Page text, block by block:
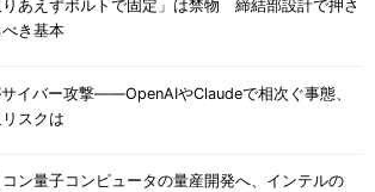
りあえずボルトで固定」は禁物 締結部設計で押さ
べき基本
イバー攻撃――OpenAIやClaudeで相次ぐ事態、
スクは
コン量子コンピュータの量産開発へ、インテルの